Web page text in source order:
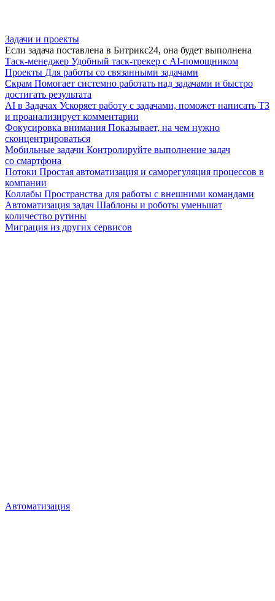
Задачи и проекты
Если задача поставлена в Битрикс24, она будет выполнена
Таск-менеджер Удобный таск-трекер с AI-помощником
Проекты Для работы со связанными задачами
Скрам Помогает системно работать над задачами и быстро
достигать результата
AI в Задачах Ускоряет работу с задачами, поможет написать ТЗ
и проанализирует комментарии
Фокусировка внимания Показывает, на чем нужно
сконцентрироваться
Мобильные задачи Контролируйте выполнение задач
со смартфона
Потоки Простая автоматизация и саморегуляция процессов в
компании
Коллабы Пространства для работы с внешними командами
Автоматизация задач Шаблоны и роботы уменьшат
количество рутины
Миграция из других сервисов
Автоматизация